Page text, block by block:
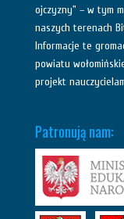
ojczyzny" – w tym
naszych terenach
Informacje te
powiatu
projekt
Patronują nam: